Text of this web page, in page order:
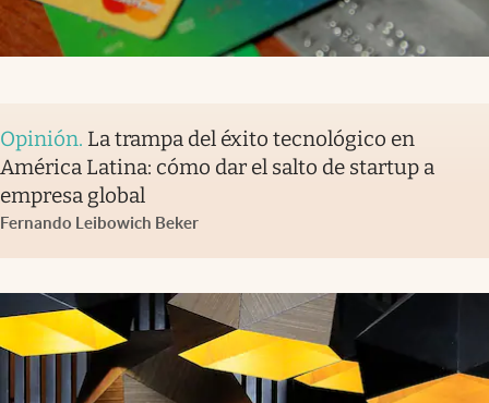
Opinión. La trampa del éxito tecnológico en
América Latina: cómo dar el salto de startup a
empresa global
Fernando Leibowich Beker